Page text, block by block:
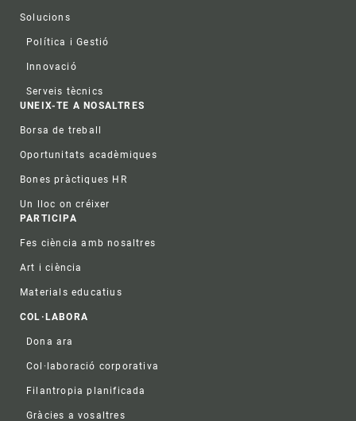
Solucions
Política i Gestió
Innovació
Serveis tècnics
UNEIX-TE A NOSALTRES
Borsa de treball
Oportunitats acadèmiques
Bones pràctiques HR
Un lloc on créixer
PARTICIPA
Fes ciència amb nosaltres
Art i ciència
Materials educatius
COL·LABORA
Dona ara
Col·laboració corporativa
Filantropia planificada
Gràcies a vosaltres